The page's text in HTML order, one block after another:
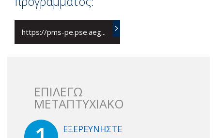
https://pms-pe.pse.aeg...
ΕΠΙΛΕΓΩ
ΜΕΤΑΠΤΥΧΙΑΚΟ
ΕΞΕΡΕΥΝΗΣΤΕ